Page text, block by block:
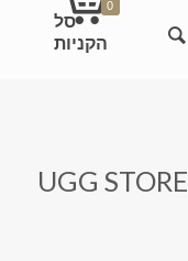
0
UGG STORE